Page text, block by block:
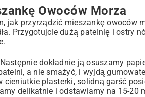
Owoców Morza
jak przyrządzić mieszankę owoców
Przygotujcie dużą patelnię i ostry
dokładnie ją osuszamy
a nie smażyć, i wyjdą
cieniutkie plasterki, solidną garść
delikatnie i odstawiamy na 15-20